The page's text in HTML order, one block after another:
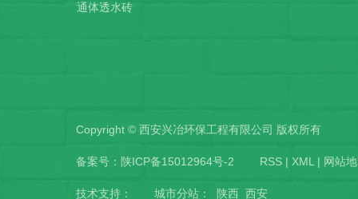
通体透水砖
Copyright © 西安兴冶环保工程有限公司 版权所有
备案号： 陕ICP备15012964号-2 RSS | XML| 网站
技术支持： 城市分站 ： 陕西 西安